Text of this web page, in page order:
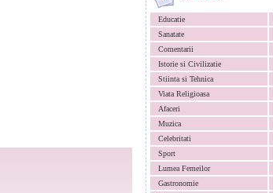
Educatie
Sanatate
Comentarii
Istorie si Civilizatie
Stiinta si Tehnica
Viata Religioasa
Afaceri
Muzica
Celebritati
Sport
Lumea Femeilor
Gastronomie